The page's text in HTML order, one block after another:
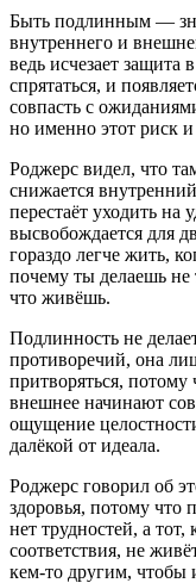
Быть подлинным —
внутреннего и
ведь исчезает защита
спрятаться, и
совпасть с
но именно этот риск
Роджерс видел, что
снижается
перестаёт уходить на
высвобождается для
гораздо легче жить,
почему ты делаешь не
что живёшь.
Подлинность не
противоречий, она
притворяться, потому
внешнее начинают
ощущение
далёкой от идеала.
Роджерс говорил об
здоровья, потому что
нет трудностей, а тот,
соответствия, не
кем-то другим, чтобы